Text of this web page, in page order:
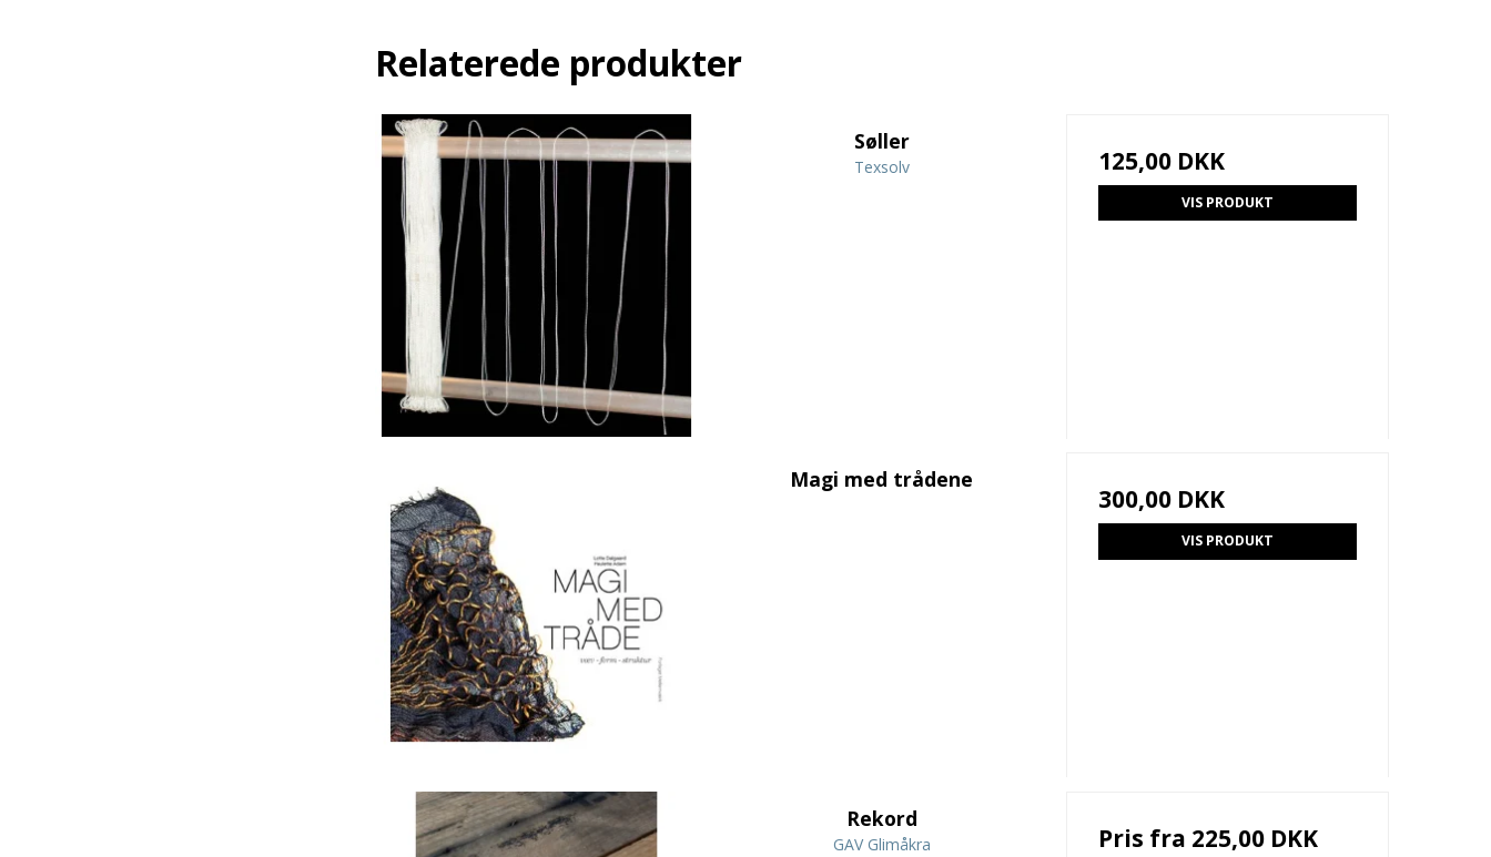
Relaterede produkter
Søller
Texsolv 125,00 DKK
VIS PRODUKT
Magi med trådene
300,00 DKK
VIS PRODUKT
Rekord
GAV Glimåkra Pris fra 225,00 DKK